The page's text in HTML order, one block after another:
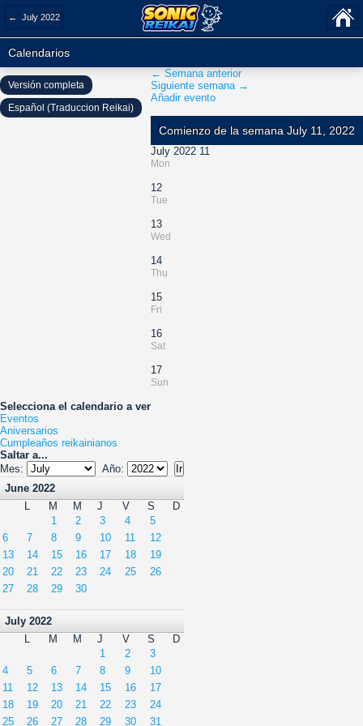
← July 2022
Calendarios
← Semana anterior
Siguiente semana →
Añadir evento
Comienzo de la semana July 11, 2022
July 2022 11
Mon
12
Tue
13
Wed
14
Thu
15
Fri
16
Sat
17
Sun
Selecciona el calendario a ver
Eventos
Aniversarios
Cumpleaños reikainianos
Saltar a...
Mes:
Año:
June 2022
L
M M J V S
D
1
2 3 4
5
6
7 8 9 10 11
12
13
14 15 16 17 18
19
20
21 22 23 24 25
26
27
28 29 30
July 2022
L
M M J V S
D
1
2
3
4
5 6 7 8 9
10
11
12 13 14 15 16
17
18
19 20 21 22 23
24
25
26 27 28 29 30 31
Versión completa
Español (Traduccion Reikai)